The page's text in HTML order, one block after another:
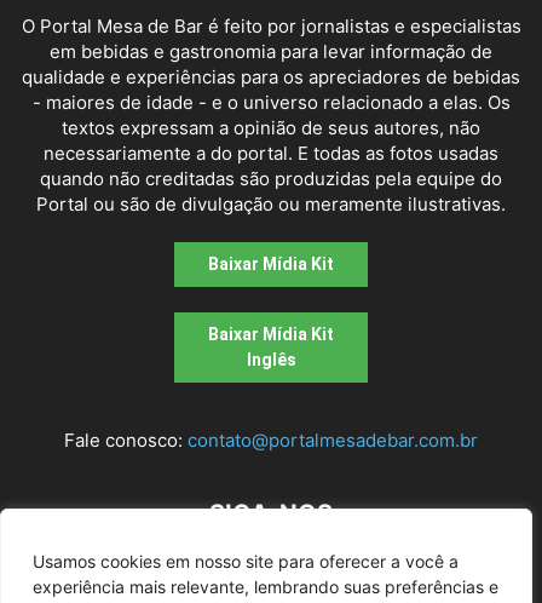
Usamos cookies em nosso site para oferecer a você a
experiência mais relevante, lembrando suas preferências e
O Portal Mesa de Bar é feito por jornalistas e especialistas
em bebidas e gastronomia para levar informação de
qualidade e experiências para os apreciadores de bebidas
- maiores de idade - e o universo relacionado a elas. Os
textos expressam a opinião de seus autores, não
necessariamente a do portal. E todas as fotos usadas
quando não creditadas são produzidas pela equipe do
Portal ou são de divulgação ou meramente ilustrativas.
Baixar Mídia Kit
Baixar Mídia Kit
Inglês
Fale conosco: contato@portalmesadebar.com.br
SIGA-NOS